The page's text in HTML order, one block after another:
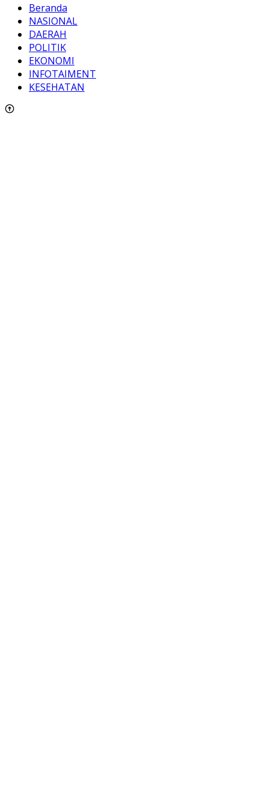
Beranda
NASIONAL
DAERAH
POLITIK
EKONOMI
INFOTAIMENT
KESEHATAN